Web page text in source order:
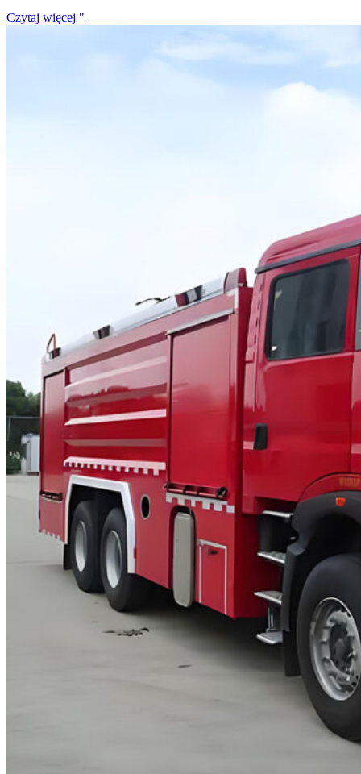
Czytaj więcej "